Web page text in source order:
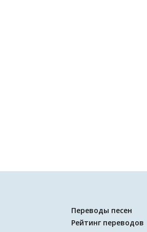
Переводы песен
Рейтинг переводов